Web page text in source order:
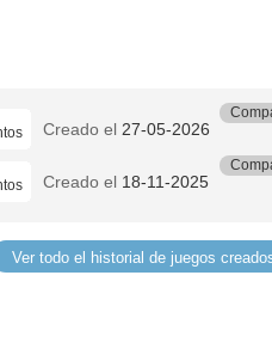
Creado el 27-05-2026
Creado el 18-11-2025
Ver todo el historial de juegos